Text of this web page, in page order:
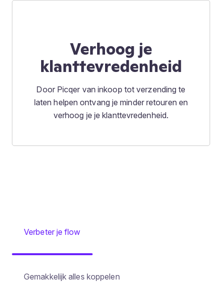
Verhoog je
klanttevredenheid
Door Picqer van inkoop tot verzending te
laten helpen ontvang je minder retouren en
verhoog je je klanttevredenheid.
Verbeter je flow
Gemakkelijk alles koppelen